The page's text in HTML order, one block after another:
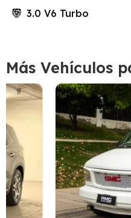
3.0 V6 Turbo
Más Vehículos